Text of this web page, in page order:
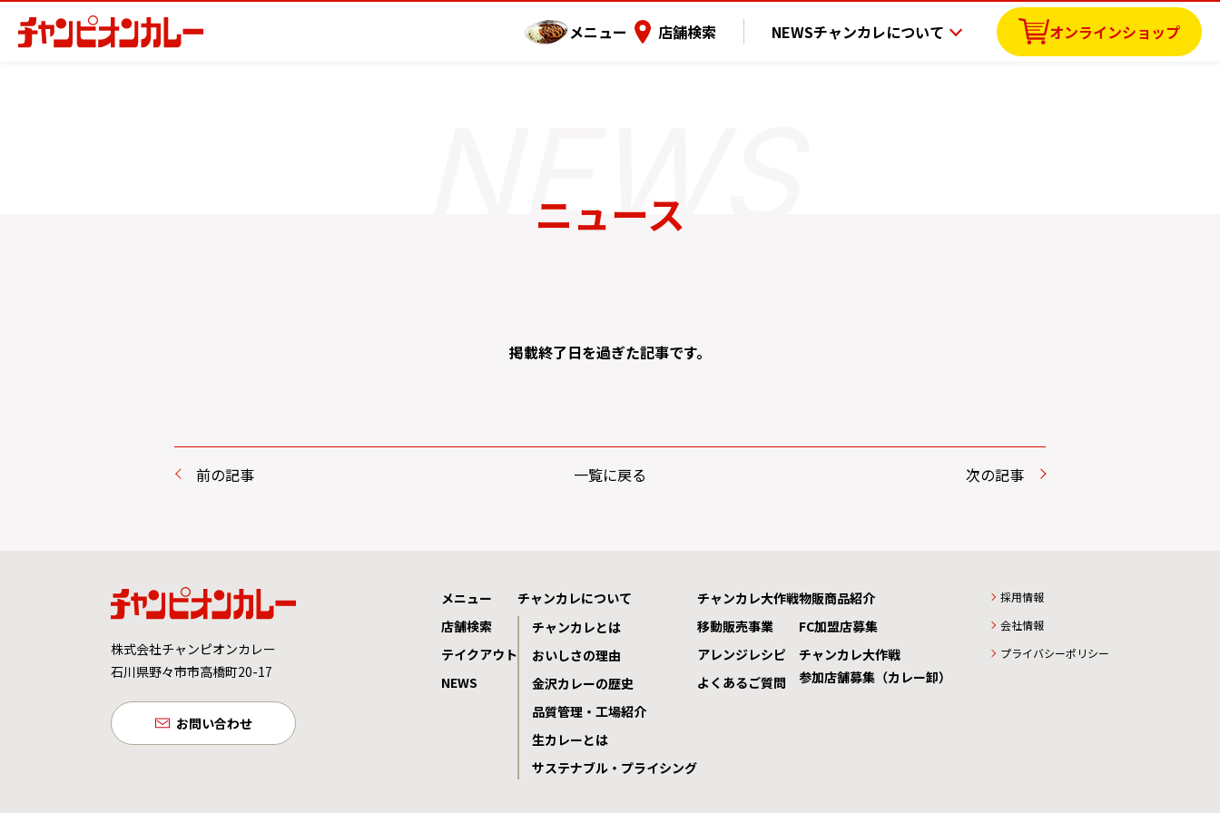
メニュー 店舗検索 NEWSチャンカレについて オンラインショップ
ニュース
掲載終了日を過ぎた記事です。
前の記事 一覧に戻る 次の記事
株式会社チャンピオンカレー
石川県野々市市高橋町20-17
お問い合わせ
メニュー
店舗検索
テイクアウト
NEWS
チャンカレについて
チャンカレとは
おいしさの理由
金沢カレーの歴史
品質管理・工場紹介
生カレーとは
サステナブル・プライシング
チャンカレ大作戦
移動販売事業
アレンジレシピ
よくあるご質問
物販商品紹介
FC加盟店募集
チャンカレ大作戦
参加店舗募集（カレー卸）
採用情報
会社情報
プライバシーポリシー